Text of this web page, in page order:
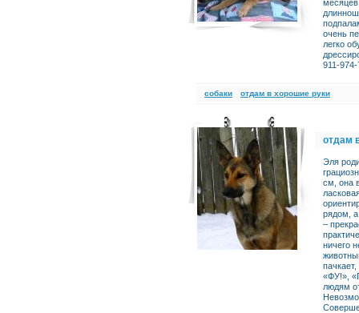
очень
легко
911-
cобаки отдам в хорошие руки
отдам
Эля
см, она
рядом, а
–
ничего
«ФУ!»,
людям